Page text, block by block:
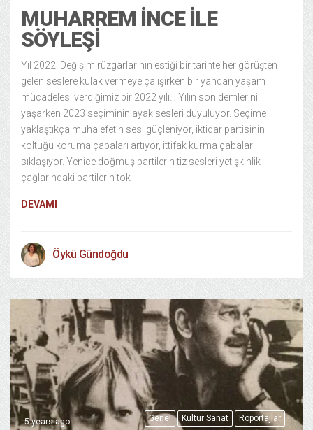
MUHARREM İNCE İLE
SÖYLEŞİ
Yıl 2022. Değişim rüzgarlarının estiği bir tarihte her görüşten
gelen seslere kulak vermeye çalışırken bir yandan yaşam
mücadelesi verdiğimiz bir 2022 yılı… Yılın son demlerini
yaşarken 2023 seçiminin ayak sesleri duyuluyor. Seçime
yaklaştıkça muhalefetin sesi güçleniyor, iktidar partisinin
koltuğu koruma çabaları artıyor, ittifak kurma çabaları
sıklaşıyor. Yenice doğmuş partilerin tiz sesleri yetişkinlik
çağlarındaki partilerin tok
DEVAMI
Öykü Gündoğdu
Genel Kültür Sanat Röportajlar
5 years ago